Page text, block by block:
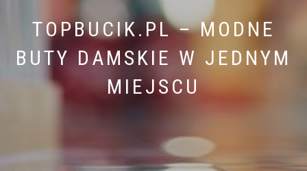
TOPBUCIK.PL – MODNE
BUTY DAMSKIE W JEDNYM
MIEJSCU